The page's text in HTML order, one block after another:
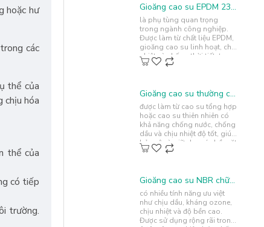
hoặc hư
các
thể của
chịu hóa
thể của
có tiếp
trường.
Gioăng cao su EPDM 23x18.25x2.1
là phụ tùng quan trọng
trong ngành công nghiệp.
Được làm từ chất liệu EPDM,
gioăng cao su linh hoạt, chịu
nhiệt và chống thời tiết, tạo
sự kín chặt và cách nhi..
Gioăng cao su thường chữ U 4x12x1.5
được làm từ cao su tổng hợp
hoặc cao su thiên nhiên có
khả năng chống nước, chống
dầu và chịu nhiệt độ tốt, giúp
bảo vệ và giữ cho các bề mặt
kín khít, an toà..
Gioăng cao su NBR chữ U 38x20x35
có nhiều tính năng ưu việt
như chịu dầu, kháng ozone,
chịu nhiệt và độ bền cao.
Được sử dụng rộng rãi trong